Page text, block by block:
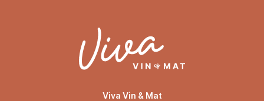
Viva Vin & Mat